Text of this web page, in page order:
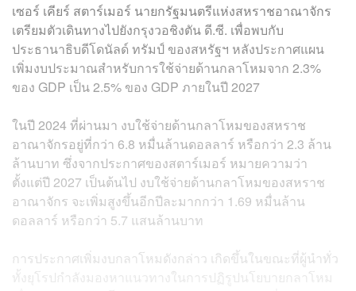
เซอร์ เคียร์ สตาร์เมอร์ นายกรัฐมนตรีแห่งสหราชอาณาจักร
เตรียมตัวเดินทางไปยังกรุงวอชิงตัน ดี.ซี. เพื่อพบกับ
ประธานาธิบดีโดนัลด์ ทรัมป์ ของสหรัฐฯ หลังประกาศแผน
เพิ่มงบประมาณสำหรับการใช้จ่ายด้านกลาโหมจาก 2.3%
ของ GDP เป็น 2.5% ของ GDP ภายในปี 2027
ในปี 2024 ที่ผ่านมา งบใช้จ่ายด้านกลาโหมของสหราช
อาณาจักรอยู่ที่กว่า 6.8 หมื่นล้านดอลลาร์ หรือกว่า 2.3 ล้าน
ล้านบาท ซึ่งจากประกาศของสตาร์เมอร์ หมายความว่า
ตั้งแต่ปี 2027 เป็นต้นไป งบใช้จ่ายด้านกลาโหมของสหราช
อาณาจักร จะเพิ่มสูงขึ้นอีกปีละมากกว่า 1.69 หมื่นล้าน
ดอลลาร์ หรือกว่า 5.7 แสนล้านบาท
การประกาศเพิ่มงบกลาโหมดังกล่าว เกิดขึ้นในขณะที่ผู้นำทั่ว
ทั้งยุโรปกำลังมองหาแนวทางในการปฏิรูปนโยบายกลาโหม